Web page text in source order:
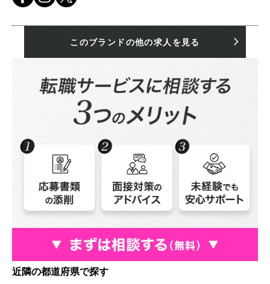
このブランドの他の求人を見る
近隣の都道府県で探す